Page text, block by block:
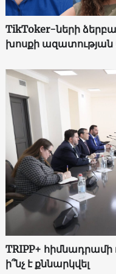
TikToker-ների
խոսքի ազատության
TRIPP+
ի՞նչ է քննարկվել